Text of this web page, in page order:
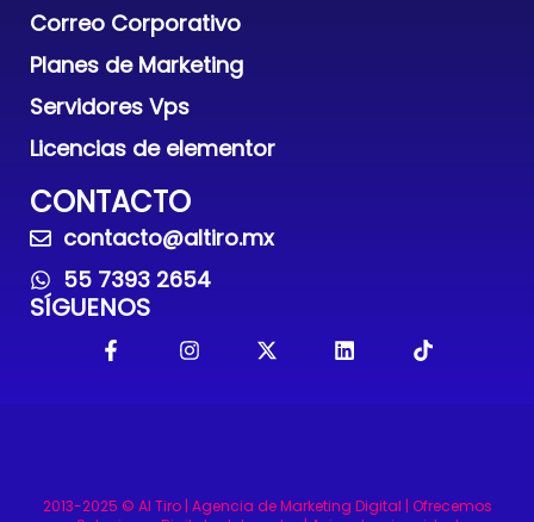
Correo Corporativo
Planes de Marketing
Servidores Vps
Licencias de elementor
CONTACTO
contacto@altiro.mx
55 7393 2654
SÍGUENOS
2013-2025 © Al Tiro | Agencia de Marketing Digital | Ofrecemos